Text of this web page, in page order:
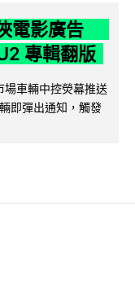
電影廣告
專輯翻版
車輛中控熒幕推送
即彈出通知，觸發